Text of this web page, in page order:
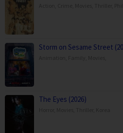
Storm on Sesame Street
The Eyes (2026)